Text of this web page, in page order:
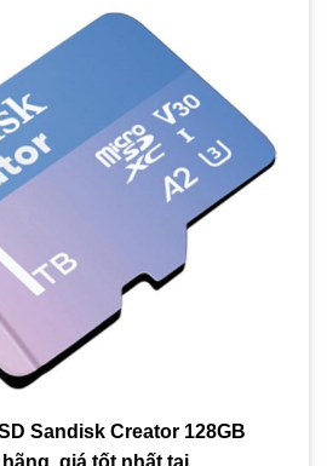
Sandisk Creator 128GB
giá tốt nhất tại